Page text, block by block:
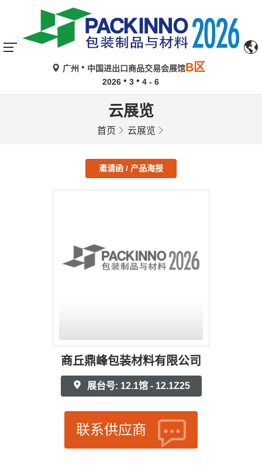
广州 中国进出口商品交易会展馆B区
2026 3 4 - 6
云展览
首页 云展览
邀请函 / 产品海报
商丘鼎峰包装材料有限公司
展台号: 12.1馆 - 12.1Z25
联系供应商